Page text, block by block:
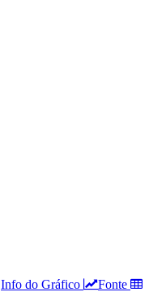
Fonte
Info do Gráfico